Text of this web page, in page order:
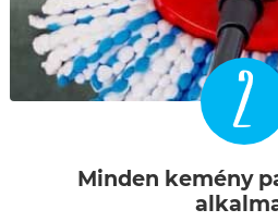
2
Minden kemény